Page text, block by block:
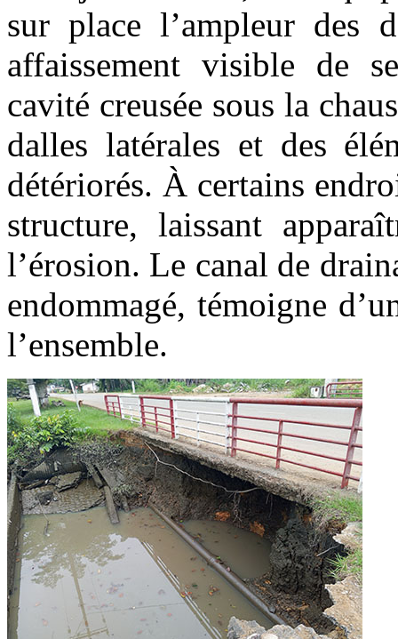
sur place l’ampleur des
affaissement visible de
cavité creusée sous la
dalles latérales et des
détériorés. À certains
structure, laissant
l’érosion. Le canal de
endommagé, témoigne
l’ensemble.